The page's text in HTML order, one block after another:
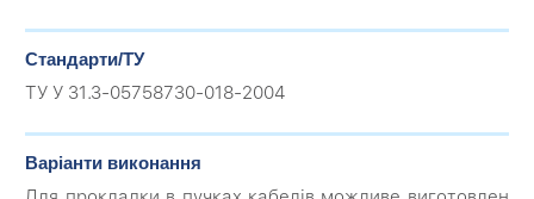
Стандарти/ТУ
ТУ У 31.3-05758730-018-2004
Варіанти виконання